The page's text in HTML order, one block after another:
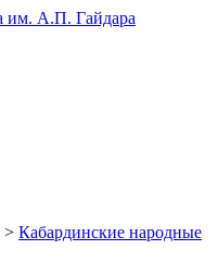
> Кабардинские народные